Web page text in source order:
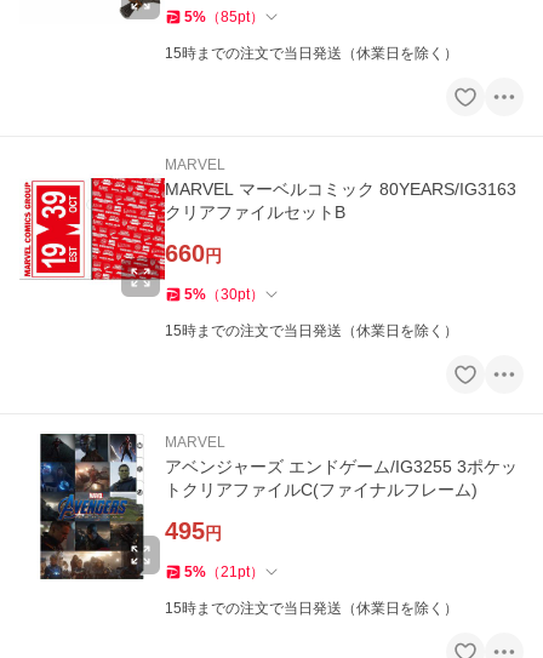
5% （85pt）
15時までの注文で当日発送（休業日を除く）
MARVEL
MARVEL マーベルコミック 80YEARS/IG3163
クリアファイルセットB
660円
5% （30pt）
15時までの注文で当日発送（休業日を除く）
MARVEL
アベンジャーズ エンドゲーム/IG3255 3ポケッ
トクリアファイルC(ファイナルフレーム)
495円
5% （21pt）
15時までの注文で当日発送（休業日を除く）